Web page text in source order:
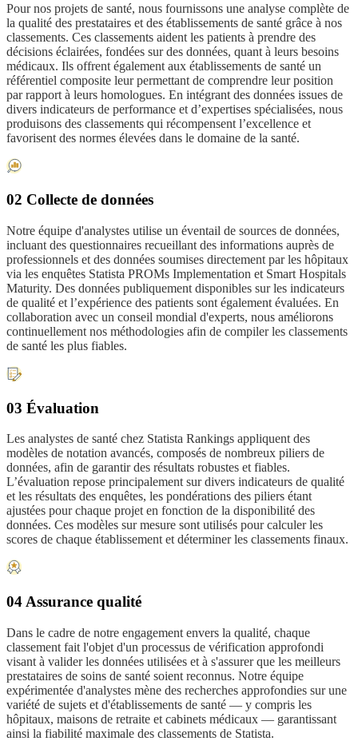
Pour nos projets de santé, nous fournissons une analyse complète de
la qualité des prestataires et des établissements de santé grâce à nos
classements. Ces classements aident les patients à prendre des
décisions éclairées, fondées sur des données, quant à leurs besoins
médicaux. Ils offrent également aux établissements de santé un
référentiel composite leur permettant de comprendre leur position
par rapport à leurs homologues. En intégrant des données issues de
divers indicateurs de performance et d’expertises spécialisées, nous
produisons des classements qui récompensent l’excellence et
favorisent des normes élevées dans le domaine de la santé.
02 Collecte de données
Notre équipe d'analystes utilise un éventail de sources de données,
incluant des questionnaires recueillant des informations auprès de
professionnels et des données soumises directement par les hôpitaux
via les enquêtes Statista PROMs Implementation et Smart Hospitals
Maturity. Des données publiquement disponibles sur les indicateurs
de qualité et l’expérience des patients sont également évaluées. En
collaboration avec un conseil mondial d'experts, nous améliorons
continuellement nos méthodologies afin de compiler les classements
de santé les plus fiables.
03 Évaluation
Les analystes de santé chez Statista Rankings appliquent des
modèles de notation avancés, composés de nombreux piliers de
données, afin de garantir des résultats robustes et fiables.
L’évaluation repose principalement sur divers indicateurs de qualité
et les résultats des enquêtes, les pondérations des piliers étant
ajustées pour chaque projet en fonction de la disponibilité des
données. Ces modèles sur mesure sont utilisés pour calculer les
scores de chaque établissement et déterminer les classements finaux.
04 Assurance qualité
Dans le cadre de notre engagement envers la qualité, chaque
classement fait l'objet d'un processus de vérification approfondi
visant à valider les données utilisées et à s'assurer que les meilleurs
prestataires de soins de santé soient reconnus. Notre équipe
expérimentée d'analystes mène des recherches approfondies sur une
variété de sujets et d'établissements de santé — y compris les
hôpitaux, maisons de retraite et cabinets médicaux — garantissant
ainsi la fiabilité maximale des classements de Statista.